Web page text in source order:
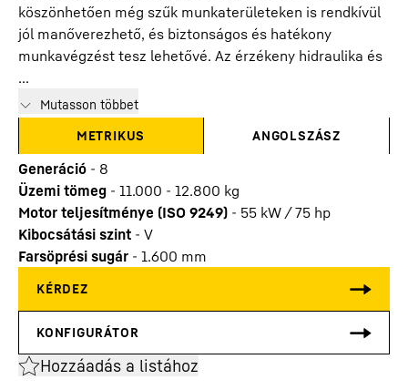
köszönhetően még szűk munkaterületeken is rendkívül
jól manőverezhető, és biztonságos és hatékony
munkavégzést tesz lehetővé. Az érzékeny hidraulika és
...
Mutasson többet
METRIKUS
ANGOLSZÁSZ
Generáció - 8
Üzemi tömeg - 11.000 - 12.800 kg
Motor teljesítménye (ISO 9249) - 55 kW / 75 hp
Kibocsátási szint - V
Farsöprési sugár - 1.600 mm
Hozzáadás a listához